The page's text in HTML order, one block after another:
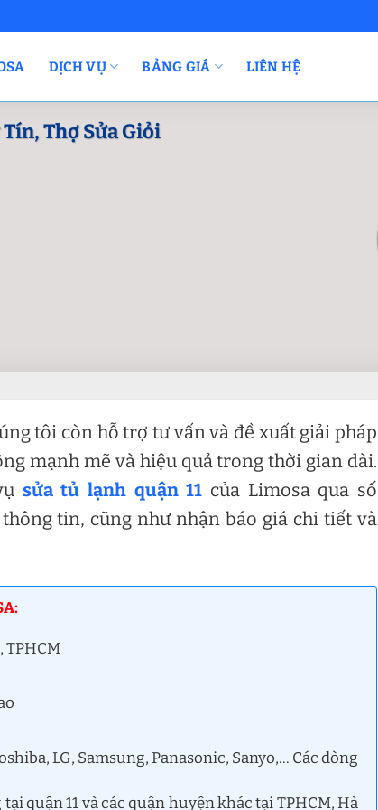
DỊCH VỤ BẢNG GIÁ LIÊN HỆ
Tín, Thợ Sửa Giỏi
tôi còn hỗ trợ tư vấn và đề xuất giải pháp
mạnh mẽ và hiệu quả trong thời gian dài.
sửa tủ lạnh quận 11 của Limosa qua số
tin, cũng như nhận báo giá chi tiết và
TPHCM
LG, Samsung, Panasonic, Sanyo,… Các dòng
quận 11 và các quận huyện khác tại TPHCM, Hà